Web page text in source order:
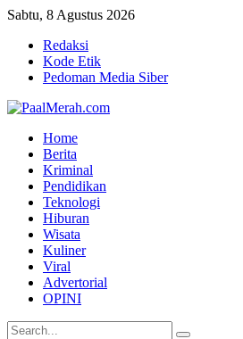
Sabtu, 8 Agustus 2026
Redaksi
Kode Etik
Pedoman Media Siber
Home
Berita
Kriminal
Pendidikan
Teknologi
Hiburan
Wisata
Kuliner
Viral
Advertorial
OPINI